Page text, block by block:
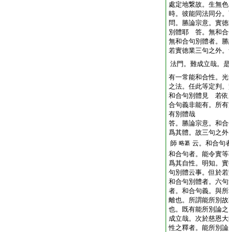
處定地繋故。生無
時。彼能同法同分
問。勝論宗意。實
別體耶 答。無和合
無和合句別體者。
若實徳業三句之外
法門。難成立哉。
有一常能和合性。
之法。任此等定判
和合句別體見 若依
合句義非能有。所
有別體哉
答。勝論宗意。和
爲其體。故三句之
師 略纂 云。和合句
和合句者。能令實
爲其自性。明知。
句別體云事。但於
和合句別體者。六
者。和合句義。與
離也。所謂能所別
也。既有能所別論
成立哉。次於慈恩
性之釋者。能所別